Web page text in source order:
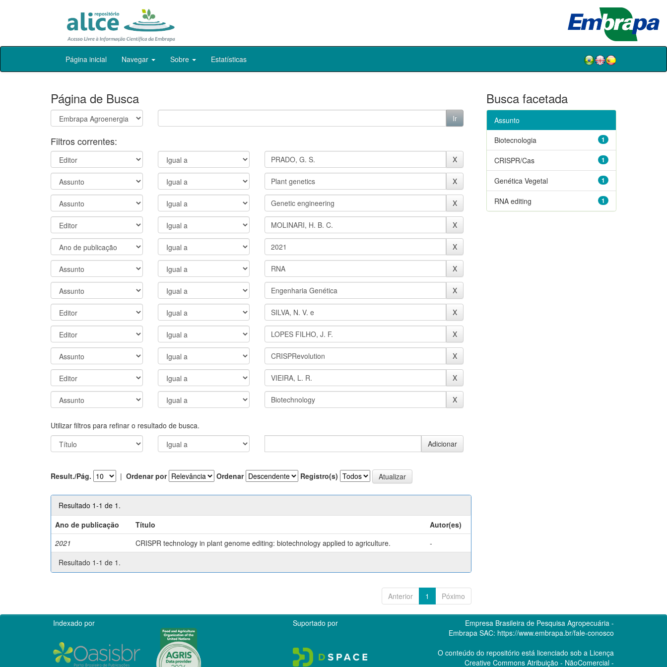
Skip
Página inicial Navegar Sobre Estatísticas
Página de Busca
Filtros correntes:
Utilizar filtros para refinar o resultado de busca.
Result./Pág. | Ordenar por Ordenar Registro(s)
Resultado 1-1 de 1.
Ano de publicação
Título
Autor(es)
2021
CRISPR technology in plant genome editing: biotechnology applied to agriculture.
-
Resultado 1-1 de 1.
Anterior 1 Póximo
Busca facetada
Assunto
1
Biotecnologia
1
CRISPR/Cas
1
Genética Vegetal
1
RNA editing
Indexado por Suportado por
Empresa Brasileira de Pesquisa Agropecuária -
Embrapa SAC: https://www.embrapa.br/fale-conosco
O conteúdo do repositório está licenciado sob a Licença
Creative CommonsAtribuição - NãoComercial -